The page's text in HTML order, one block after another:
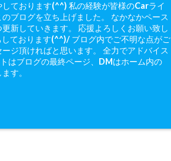
ております(^^) 私の経験が皆様のCarライ
ブログを立ち上げました。 なかなかペース
新していきます。 応援よろしくお願い致し
ております(^^)/ ブログ内でご不明な点がご
ジ頂ければと思います。 全力でアドバイス
はブログの最終ページ、DMはホーム内の
す。